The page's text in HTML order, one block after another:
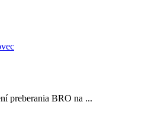
preberania BRO na ...